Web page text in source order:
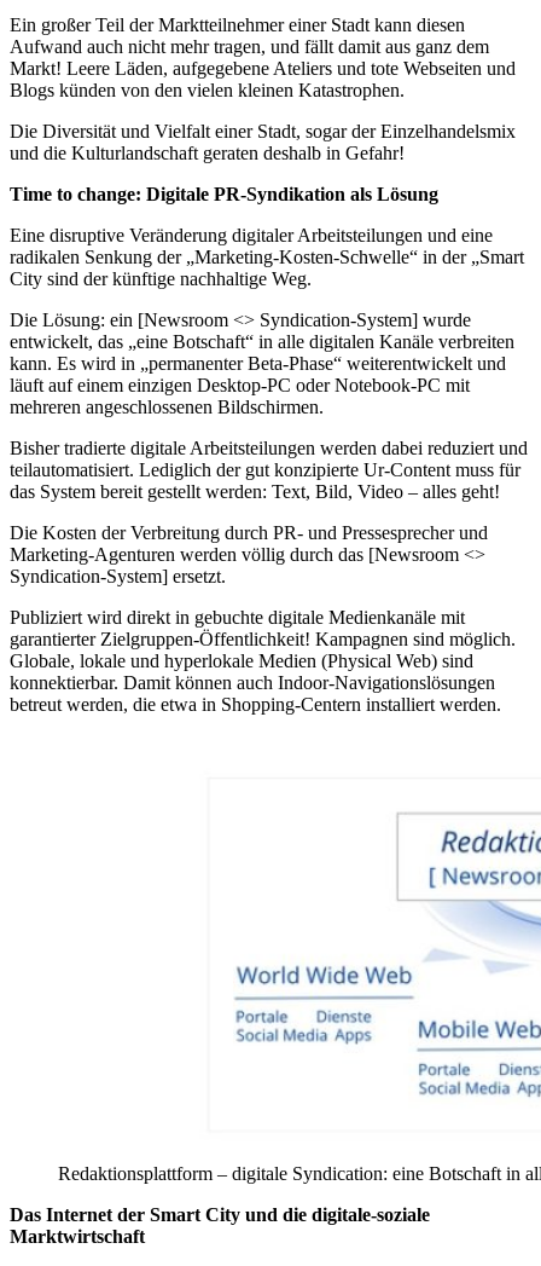
Ein großer Teil der Marktteilnehmer einer Stadt kann diesen
Aufwand auch nicht mehr tragen, und fällt damit aus ganz dem
Markt! Leere Läden, aufgegebene Ateliers und tote Webseiten und
Blogs künden von den vielen kleinen Katastrophen.
Die Diversität und Vielfalt einer Stadt, sogar der Einzelhandelsmix
und die Kulturlandschaft geraten deshalb in Gefahr!
Time to change: Digitale PR-Syndikation als Lösung
Eine disruptive Veränderung digitaler Arbeitsteilungen und eine
radikalen Senkung der „Marketing-Kosten-Schwelle“ in der „Smart
City sind der künftige nachhaltige Weg.
Die Lösung: ein [Newsroom <> Syndication-System] wurde
entwickelt, das „eine Botschaft“ in alle digitalen Kanäle verbreiten
kann. Es wird in „permanenter Beta-Phase“ weiterentwickelt und
läuft auf einem einzigen Desktop-PC oder Notebook-PC mit
mehreren angeschlossenen Bildschirmen.
Bisher tradierte digitale Arbeitsteilungen werden dabei reduziert und
teilautomatisiert. Lediglich der gut konzipierte Ur-Content muss für
das System bereit gestellt werden: Text, Bild, Video – alles geht!
Die Kosten der Verbreitung durch PR- und Pressesprecher und
Marketing-Agenturen werden völlig durch das [Newsroom <>
Syndication-System] ersetzt.
Publiziert wird direkt in gebuchte digitale Medienkanäle mit
garantierter Zielgruppen-Öffentlichkeit! Kampagnen sind möglich.
Globale, lokale und hyperlokale Medien (Physical Web) sind
konnektierbar. Damit können auch Indoor-Navigationslösungen
betreut werden, die etwa in Shopping-Centern installiert werden.
Redaktionsplattform – digitale Syndication: eine Botschaft in
Das Internet der Smart City und die digitale-soziale
Marktwirtschaft